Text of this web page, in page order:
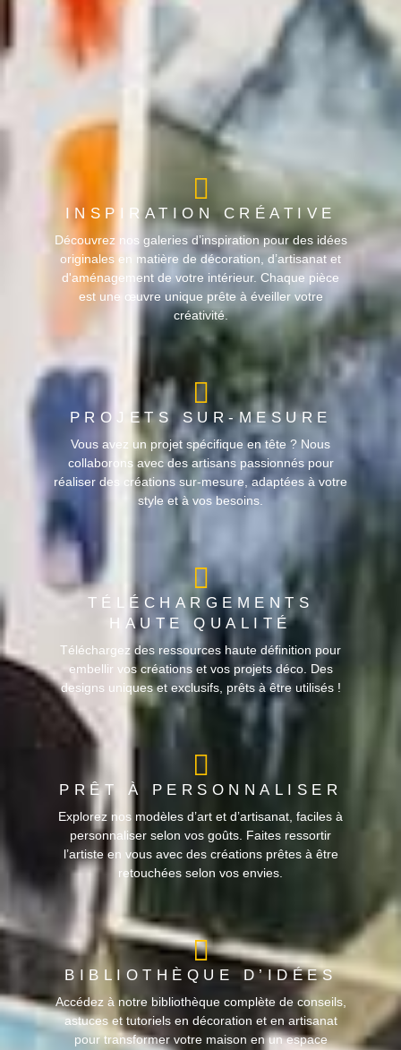
INSPIRATION CRÉATIVE
Découvrez nos galeries d’inspiration pour des idées
originales en matière de décoration, d’artisanat et
d'aménagement de votre intérieur. Chaque pièce
est une œuvre unique prête à éveiller votre
créativité.
PROJETS SUR-MESURE
Vous avez un projet spécifique en tête ? Nous
collaborons avec des artisans passionnés pour
réaliser des créations sur-mesure, adaptées à votre
style et à vos besoins.
TÉLÉCHARGEMENTS
HAUTE QUALITÉ
Téléchargez des ressources haute définition pour
embellir vos créations et vos projets déco. Des
designs uniques et exclusifs, prêts à être utilisés !
PRÊT À PERSONNALISER
Explorez nos modèles d’art et d’artisanat, faciles à
personnaliser selon vos goûts. Faites ressortir
l’artiste en vous avec des créations prêtes à être
retouchées selon vos envies.
BIBLIOTHÈQUE D’IDÉES
Accédez à notre bibliothèque complète de conseils,
astuces et tutoriels en décoration et en artisanat
pour transformer votre maison en un espace